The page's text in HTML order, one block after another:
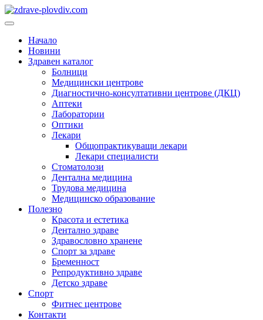
Преминете
към
Основно
Начало
Новини
Здравен каталог
Болници
Медицински центрове
Диагностично-консултативни центрове (ДКЦ)
Аптеки
Лаборатории
Оптики
Лекари
Общопрактикуващи лекари
Лекари специалисти
Стоматолози
Дентална медицина
Трудова медицина
Медицинско образование
Полезно
Красота и естетика
Дентално здраве
Здравословно хранене
Спорт за здраве
Бременност
Репродуктивно здраве
Детско здраве
Спорт
Фитнес центрове
Контакти